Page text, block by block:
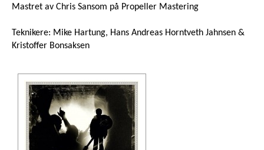
Mastret av Chris Sansom på Propeller Mastering
Teknikere: Mike Hartung, Hans Andreas Horntveth Jahnsen &
Kristoffer Bonsaksen